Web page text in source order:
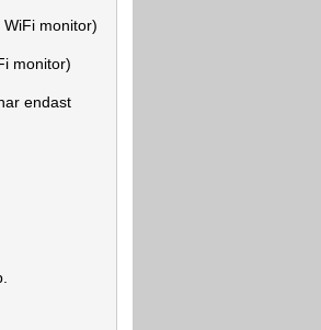
monitor)
monitor)
endast